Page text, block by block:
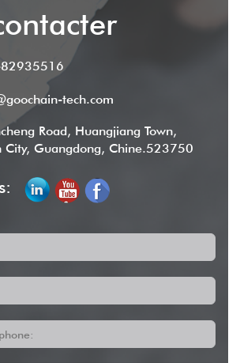
tech.com
Road, Huangjiang Town,
City, Guangdong, Chine.523750